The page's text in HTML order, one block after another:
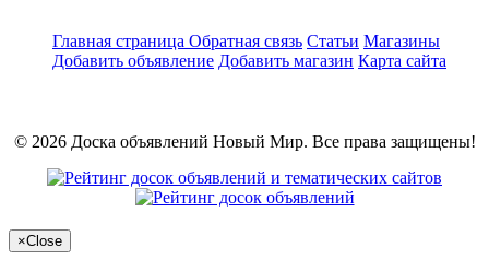
Главная страница Обратная связь Статьи Магазины
Добавить объявление Добавить магазин Карта сайта
© 2026 Доска объявлений Новый Мир. Все права защищены!
×Close